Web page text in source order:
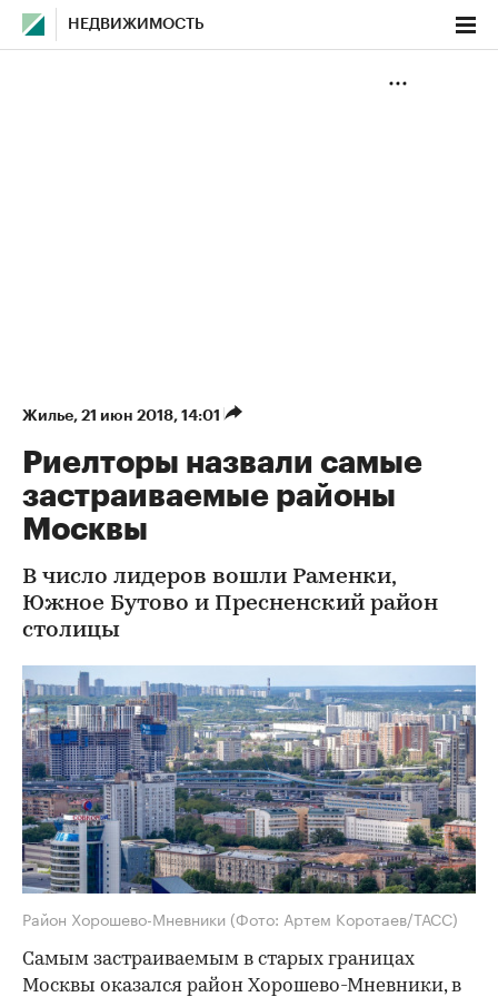
НЕДВИЖИМОСТЬ
Жилье⁠, 21 июн 2018, 14:01
Риелторы назвали самые
застраиваемые районы
Москвы
В число лидеров вошли Раменки,
Южное Бутово и Пресненский район
столицы
Район Хорошево-Мневники (Фото: Артем Коротаев/ТАСС)
Самым застраиваемым в старых границах
Москвы оказался район Хорошево-Мневники, в